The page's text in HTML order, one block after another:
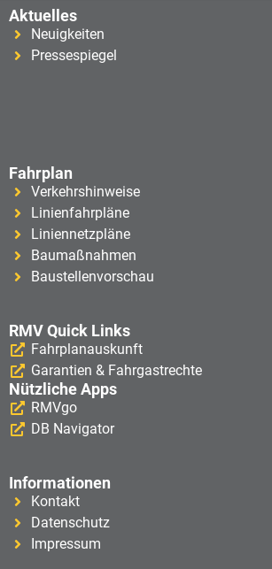
Aktuelles
Neuigkeiten
Pressespiegel
Fahrplan
Verkehrshinweise
Linienfahrpläne
Liniennetzpläne
Baumaßnahmen
Baustellenvorschau
RMV Quick Links
Fahrplanauskunft
Garantien & Fahrgastrechte
Nützliche Apps
RMVgo
DB Navigator
Informationen
Kontakt
Datenschutz
Impressum